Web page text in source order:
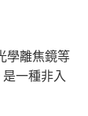
學離焦鏡等
一種非入